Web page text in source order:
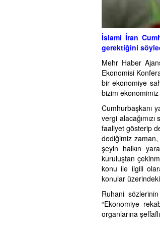
İslami İran
gerektiğini
Mehr Haber
Ekonomisi
bir ekonomiye
bizim
Cumhurbaşkanı
vergi
faaliyet gösterip
dediğimiz zaman,
şeyin halkın
kuruluştan
konu ile ilgili
konular
Ruhani
“Ekonomiye
organlarına